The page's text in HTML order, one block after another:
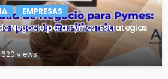
EMPRESAS
Negocio para Pymes: Estrategias
620 views